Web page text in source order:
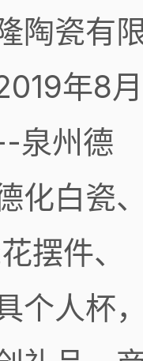
陶瓷有
年8月
泉州德
化白瓷
摆件、
个人杯